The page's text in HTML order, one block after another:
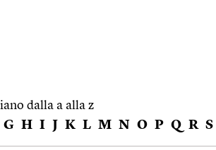
dalla a alla z
G H I J K L M N O P Q R S